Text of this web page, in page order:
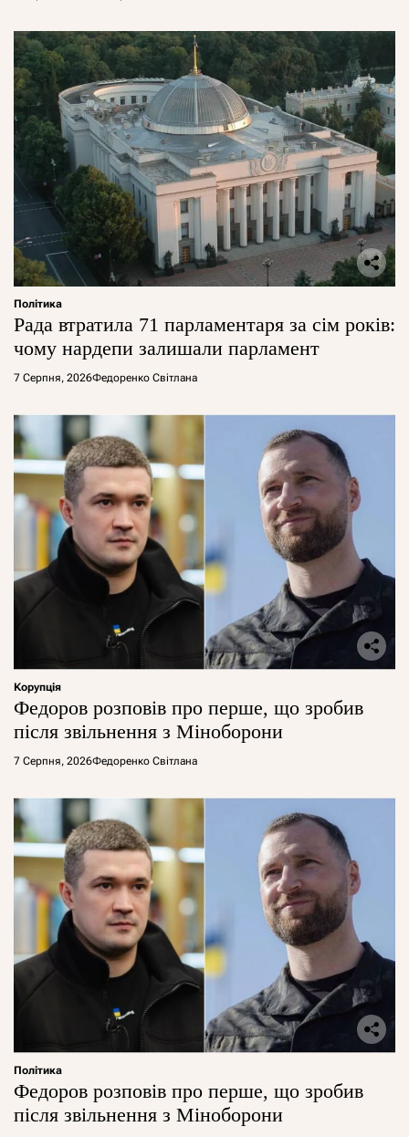
Політика
Рада втратила 71 парламентаря за сім років:
чому нардепи залишали парламент
7 Серпня, 2026Федоренко Світлана
Корупція
Федоров розповів про перше, що зробив
після звільнення з Міноборони
7 Серпня, 2026Федоренко Світлана
Політика
Федоров розповів про перше, що зробив
після звільнення з Міноборони